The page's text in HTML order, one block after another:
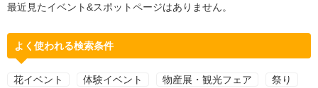
最近見たイベント&スポットページはありません。
よく使われる検索条件
花イベント 体験イベント 物産展・観光フェア 祭り